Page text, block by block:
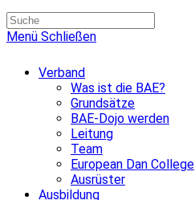
Menü Schließen
Verband
Was ist die BAE?
Grundsätze
BAE-Dojo werden
Leitung
Team
European Dan College
Ausrüster
Ausbildung